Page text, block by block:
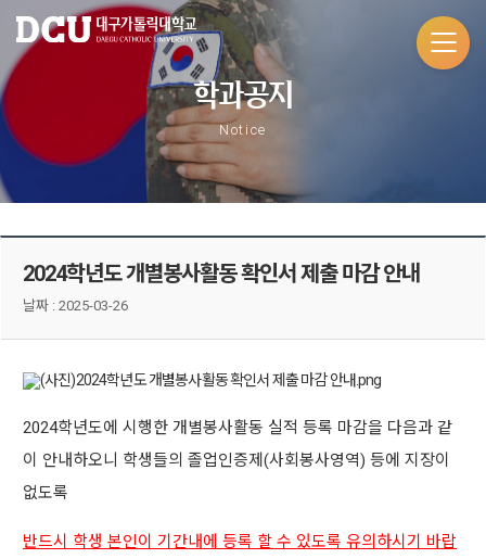
학과공지
Notice
2024학년도 개별봉사활동 확인서 제출 마감 안내
날짜 : 2025-03-26
2024학년도에 시행한 개별봉사활동 실적 등록 마감을 다음과 같
이 안내하오니 학생들의 졸업인증제(사회봉사영역) 등에 지장이
없도록
반드시 학생 본인이 기간내에 등록 할 수 있도록 유의하시기 바랍